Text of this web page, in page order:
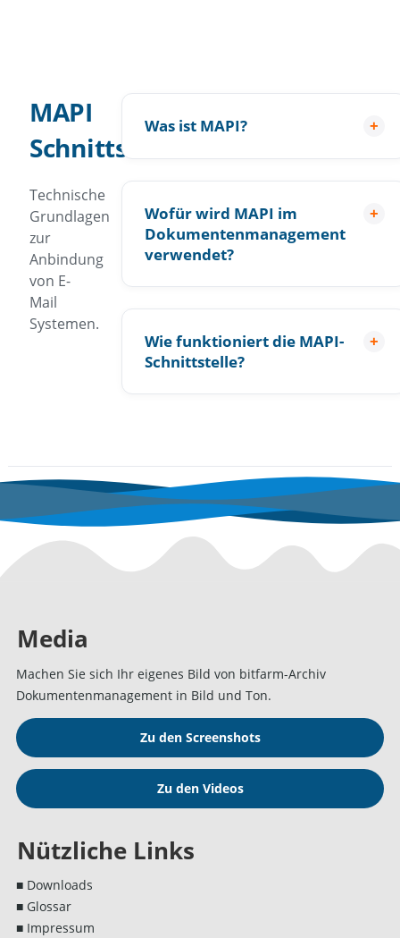
MAPI
Schnittstelle
Technische
Grundlagen
zur
Anbindung
von E-
Mail
Systemen.
Was ist MAPI? +
Wofür wird MAPI im
Dokumentenmanagement
verwendet?
+
Wie funktioniert die MAPI-
Schnittstelle?
+
Media
Machen Sie sich Ihr eigenes Bild von bitfarm-Archiv
Dokumentenmanagement in Bild und Ton.
Zu den Screenshots
Zu den Videos
Nützliche Links
■ Downloads
■ Glossar
■ Impressum